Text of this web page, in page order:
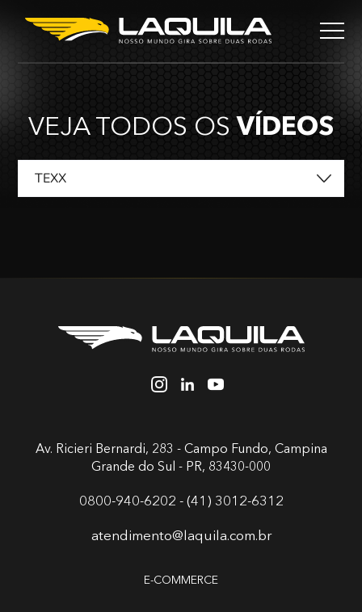
VEJA TODOS OS VÍDEOS
TEXX
Av. Ricieri Bernardi, 283 - Campo Fundo, Campina
Grande do Sul - PR, 83430-000
0800-940-6202 - (41) 3012-6312
atendimento@laquila.com.br
E-COMMERCE